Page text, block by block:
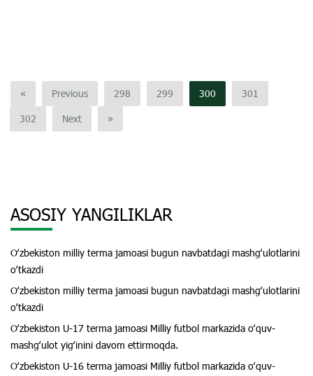
« Previous 298 299 300 301
302 Next »
ASOSIY YANGILIKLAR
Oʻzbekiston milliy terma jamoasi bugun navbatdagi mashgʻulotlarini
oʻtkazdi
Oʻzbekiston milliy terma jamoasi bugun navbatdagi mashgʻulotlarini
oʻtkazdi
Oʻzbekiston U-17 terma jamoasi Milliy futbol markazida oʻquv-
mashgʻulot yigʻinini davom ettirmoqda.
Oʻzbekiston U-16 terma jamoasi Milliy futbol markazida oʻquv-